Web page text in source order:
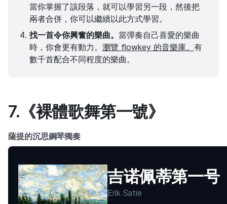
當你掌握了該段落，就可以學習另一段，然後把
兩者合併，你可以繼續以此方式學習。
找一首令你興奮的樂曲。 當彈奏自己喜愛的樂曲
時，你會更有動力。 瀏覽 flowkey 的音樂庫。 有
數千首配合不同程度的樂曲。
7.《裸體歌舞第一號》
薩提的沉思鋼琴獨奏
吉诺佩蒂第一号
Erik Satie